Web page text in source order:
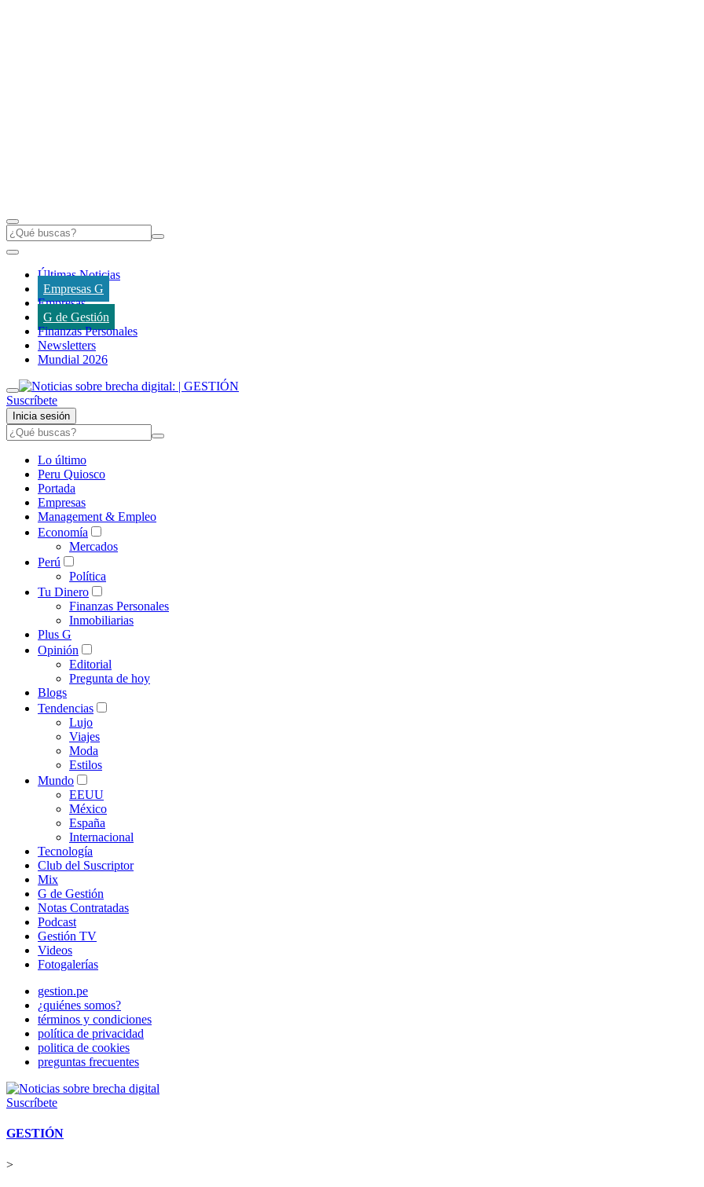
Últimas Noticias
Empresas G
Empresas
G de Gestión
Finanzas Personales
Newsletters
Mundial 2026
Suscríbete
Inicia sesión
Lo último
Peru Quiosco
Portada
Empresas
Management & Empleo
Economía
Mercados
Perú
Política
Tu Dinero
Finanzas Personales
Inmobiliarias
Plus G
Opinión
Editorial
Pregunta de hoy
Blogs
Tendencias
Lujo
Viajes
Moda
Estilos
Mundo
EEUU
México
España
Internacional
Tecnología
Club del Suscriptor
Mix
G de Gestión
Notas Contratadas
Podcast
Gestión TV
Videos
Fotogalerías
gestion.pe
¿quiénes somos?
términos y condiciones
política de privacidad
politica de cookies
preguntas frecuentes
Suscríbete
GESTIÓN
>